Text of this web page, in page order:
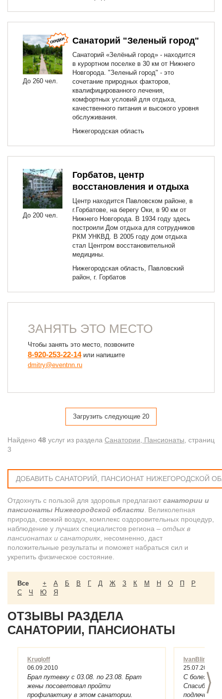
До 260 чел.
Санаторий "Зеленый город"
Санаторий «Зелёный город» - находится
в курортном поселке в 30 км от Нижнего
Новгорода. "Зеленый город" - это
сочетание природных факторов,
квалифицированного лечения,
комфортных условий для отдыха,
качественного питания и высокого уровня
обслуживания.
Нижегородская область
До 200 чел.
Горбатов, центр
восстановления и отдыха
Центр находится Павловском районе, в
г.Горбатове, на берегу Оки, в 90 км от
Нижнего Новгорода. В 1934 году здесь
построили Дом отдыха для сотрудников
РКМ УНКВД. В 2005 году дом отдыха
стал Центром восстановительной
медицины.
Нижегородская область, Павловский
район, г. Горбатов
ЗАНЯТЬ ЭТО МЕСТО
Чтобы занять это место, позвоните
8-920-253-22-14или напишите
dmitry@eventnn.ru
Загрузить следующие 20
Найдено 48 услуг из раздела Санатории, Пансионаты , cтраниц
3
ДОБАВИТЬ САНАТОРИЙ, ПАНСИОНАТ НИЖЕГОРОДСКОЙ
Отдохнуть с пользой для здоровья предлагают санатории и
пансионаты Нижегородской области . Великолепная
природа, свежий воздух, комплекс оздоровительных процедур,
наблюдение у лучших специалистов региона – отдых в
пансионатах и санаториях , несомненно, даст
положительные результаты и поможет набраться сил и
укрепить физическое состояние.
Все + А Б В Г Д Ж З К М Н О П
Р
С
Ч Ю Я
ОТЗЫВЫ РАЗДЕЛА
САНАТОРИИ, ПАНСИОНАТЫ
>
Krugloff
06.09.2010
Брал путевку с 03.08. по 23.08. Брат
жены посоветовал пройти
профилактику в этом санатории.
IvanBlinov
25.07.2010
С
Спасибо